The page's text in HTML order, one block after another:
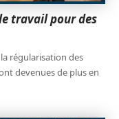
travail pour des
régularisation des
devenues de plus en